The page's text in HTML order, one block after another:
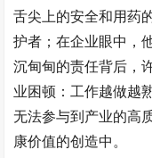
舌尖上的安全和用药
护者；在企业眼中，
沉甸甸的责任背后，
业困顿：工作越做越
无法参与到产业的高
康价值的创造中。